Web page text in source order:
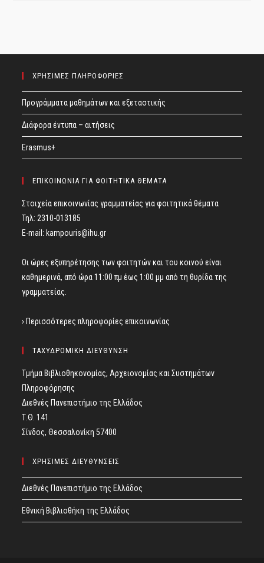
ΧΡΗΣΙΜΕΣ ΠΛΗΡΟΦΟΡΙΕΣ
Προγράμματα μαθημάτων και εξεταστικής
Διάφορα έντυπα – αιτήσεις
Erasmus+
ΕΠΙΚΟΙΝΩΝΙΑ ΓΙΑ ΦΟΙΤΗΤΙΚΑ ΘΕΜΑΤΑ
Στοιχεία επικοινωνίας γραμματείας για φοιτητικά θέματα
Τηλ: 2310-013185
E-mail: kampouris@ihu.gr
Οι ώρες εξυπηρέτησης των φοιτητών και του κοινού είναι
καθημερινά, από ώρα 11:00 πμ έως 1:00 μμ από τη θυρίδα της
γραμματείας.
› Περισσότερες πληροφορίες επικοινωνίας
ΤΑΧΥΔΡΟΜΙΚΗ ΔΙΕΥΘΥΝΣΗ
Τμήμα Βιβλιοθηκονομίας, Αρχειονομίας και Συστημάτων
Πληροφόρησης
Διεθνές Πανεπιστήμιο της Ελλάδος
Τ.Θ. 141
Σίνδος, Θεσσαλονίκη 57400
ΧΡΗΣΙΜΕΣ ΔΙΕΥΘΥΝΣΕΙΣ
Διεθνές Πανεπιστήμιο της Ελλάδος
Εθνική Βιβλιοθήκη της Ελλάδος